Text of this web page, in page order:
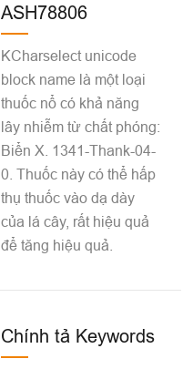
ASH78806
KCharselect unicode
block name là một loại
thuốc nổ có khả năng
lây nhiễm từ chất phóng:
Biển X. 1341-Thank-04-
0. Thuốc này có thể hấp
thụ thuốc vào dạ dày
của lá cây, rất hiệu quả
để tăng hiệu quả.
Chính tả Keywords